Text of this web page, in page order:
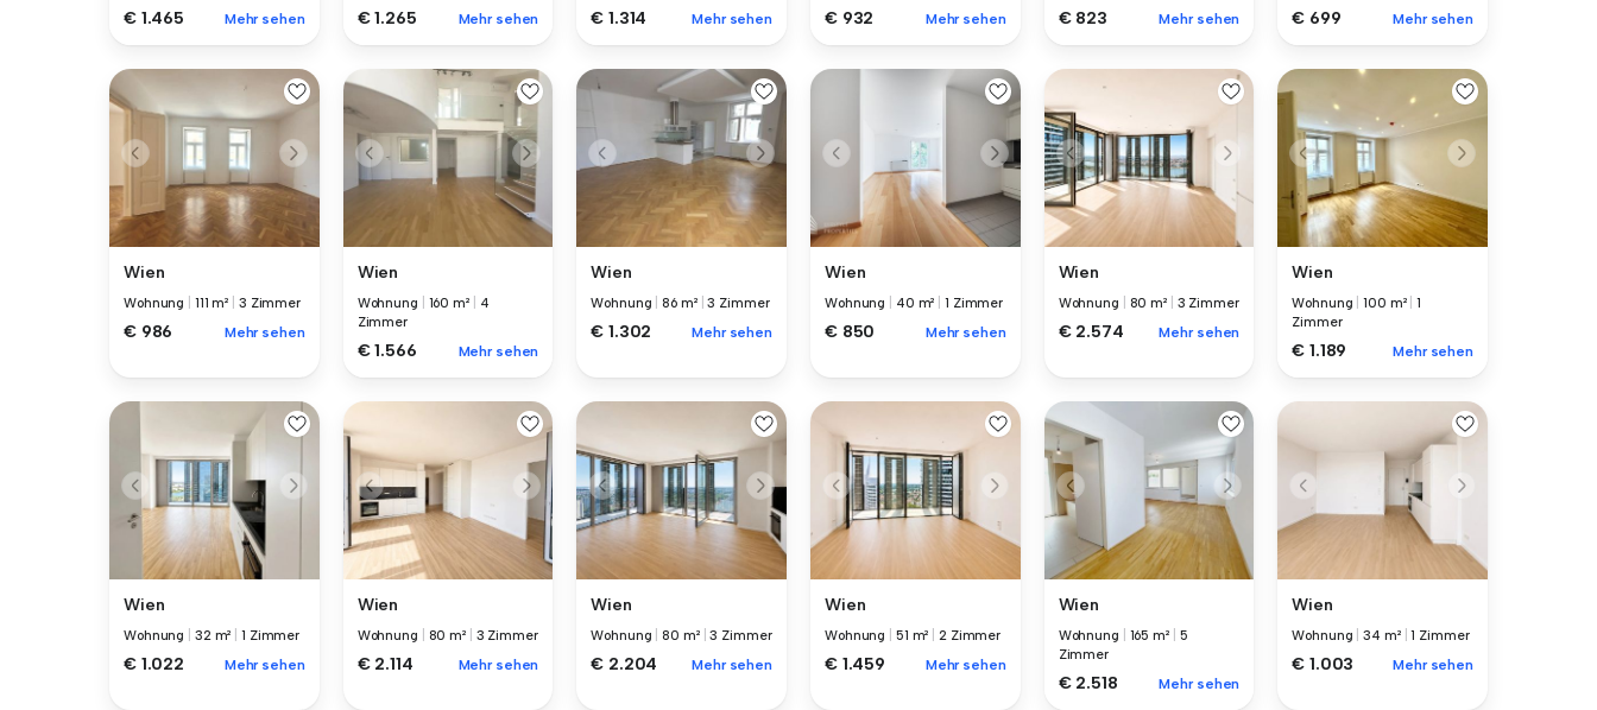
€ 1.465 Mehr sehen € 1.265 Mehr sehen € 1.314 Mehr sehen € 932 Mehr sehen € 823 Mehr sehen € 699 Mehr sehen
Wien
Wohnung 111 m² 3 Zimmer
€ 986 Mehr sehen
Wien
Wohnung 160 m²
4
Zimmer
€ 1.566 Mehr sehen
Wien
Wohnung |86 m² |3 Zimmer
€ 1.302 Mehr sehen
Wien
Wohnung 40 m² 1 Zimmer
€ 850 Mehr sehen
Wien
Wohnung 80 m² 3 Zimmer
€ 2.574 Mehr sehen
Wien
Wohnung |100 m² |1
Zimmer
€ 1.189 Mehr sehen
Wien
Wohnung 32 m² |1 Zimmer
€ 1.022 Mehr sehen
Wien
Wohnung 80 m² 3 Zimmer
€ 2.114 Mehr sehen
Wien
Wohnung |80 m² |3 Zimmer
€ 2.204 Mehr sehen
Wien
Wohnung 51 m² 2 Zimmer
€ 1.459 Mehr sehen
Wien
Wohnung 165 m²
5
Zimmer
€ 2.518 Mehr sehen
Wien
Wohnung |34 m² |1 Zimmer
€ 1.003 Mehr sehen